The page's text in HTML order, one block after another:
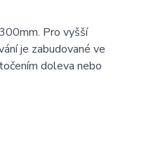
Pro vyšší
je zabudované ve
doleva nebo